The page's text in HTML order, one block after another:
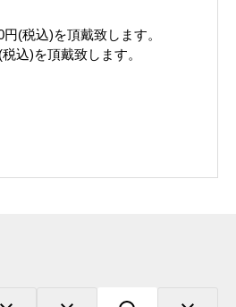
円(税込)を頂戴致します。
込)を頂戴致します。